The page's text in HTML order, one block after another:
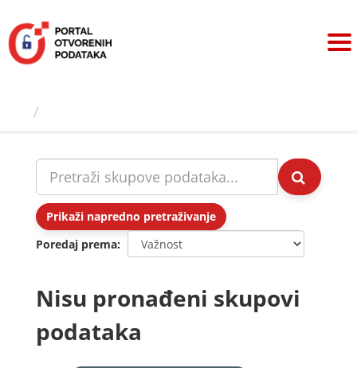
sadržaj
Prikaži napredno pretraživanje
Poredaj prema
Nisu pronađeni skupovi
podataka